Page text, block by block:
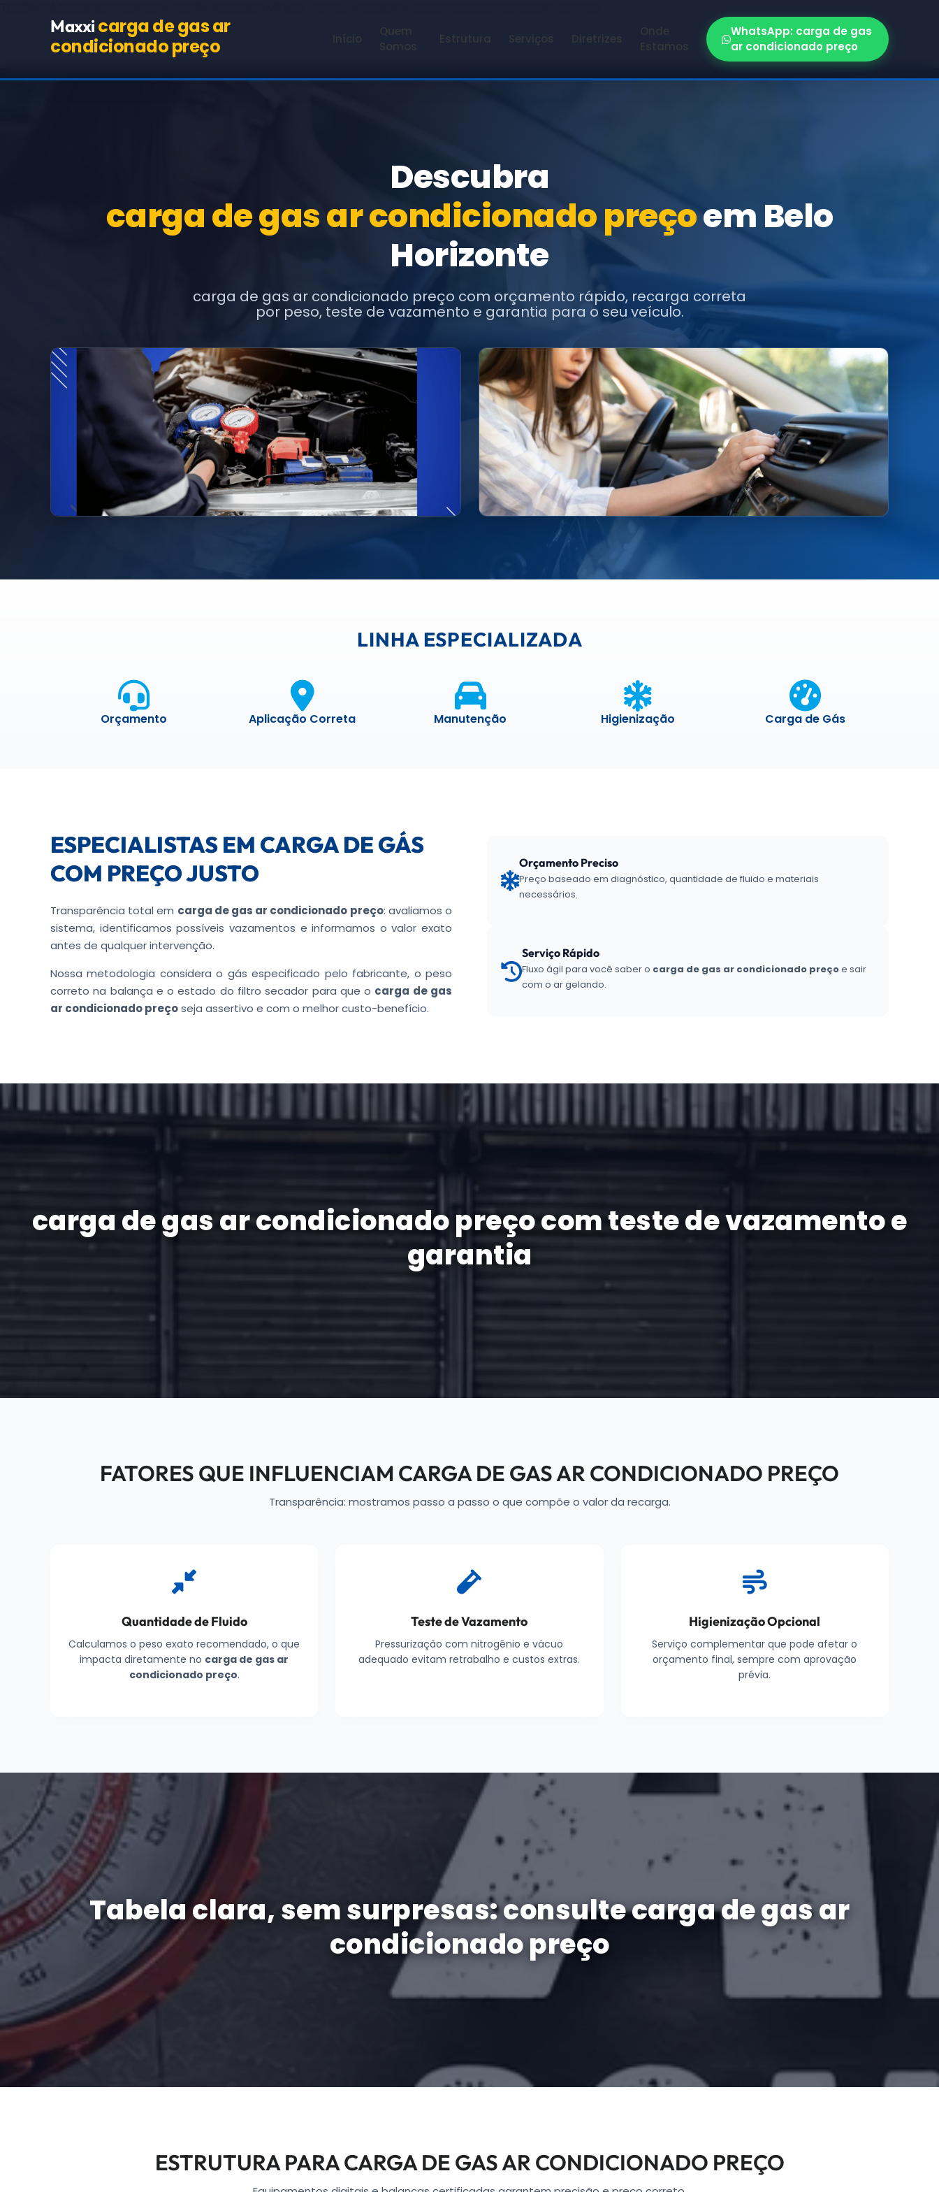
Maxxi carga de gas ar
condicionado preço
Início
Quem
Somos
Estrutura Serviços Diretrizes
Onde
Estamos
WhatsApp: carga de gas
ar condicionado preço
Descubra
carga de gas ar condicionado preçoem Belo
Horizonte
carga de gas ar condicionado preço com orçamento rápido, recarga correta
por peso, teste de vazamento e garantia para o seu veículo.
LINHA ESPECIALIZADA
Orçamento Aplicação Correta Manutenção Higienização Carga de Gás
ESPECIALISTAS EM CARGA DE GÁS
COM PREÇO JUSTO
Transparência total em carga de gas ar condicionado preço: avaliamos o
sistema, identificamos possíveis vazamentos e informamos o valor exato
antes de qualquer intervenção.
Nossa metodologia considera o gás especificado pelo fabricante, o peso
correto na balança e o estado do filtro secador para que o carga de gas
ar condicionado preçoseja assertivo e com o melhor custo-benefício.
Orçamento Preciso
Preço baseado em diagnóstico, quantidade de fluido e materiais
necessários.
Serviço Rápido
Fluxo ágil para você saber o carga de gas ar condicionado preçoe sair
com o ar gelando.
carga de gas ar condicionado preço com teste de vazamento e
garantia
FATORES QUE INFLUENCIAM CARGA DE GAS AR CONDICIONADO PREÇO
Transparência: mostramos passo a passo o que compõe o valor da recarga.
Quantidade de Fluido
Calculamos o peso exato recomendado, o que
impacta diretamente no carga de gas ar
condicionado preço.
Teste de Vazamento
Pressurização com nitrogênio e vácuo
adequado evitam retrabalho e custos extras.
Higienização Opcional
Serviço complementar que pode afetar o
orçamento final, sempre com aprovação
prévia.
Tabela clara, sem surpresas: consulte carga de gas ar
condicionado preço
ESTRUTURA PARA CARGA DE GAS AR CONDICIONADO PREÇO